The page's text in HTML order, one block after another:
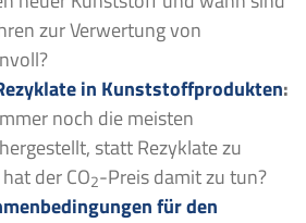
zur Verwertung von
in Kunststoffprodukten:
noch die meisten
statt Rezyklate zu
der CO2-Preis damit zu tun?
für den